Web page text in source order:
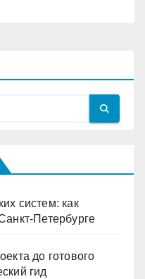
систем: как
Петербурге
до готового
гид